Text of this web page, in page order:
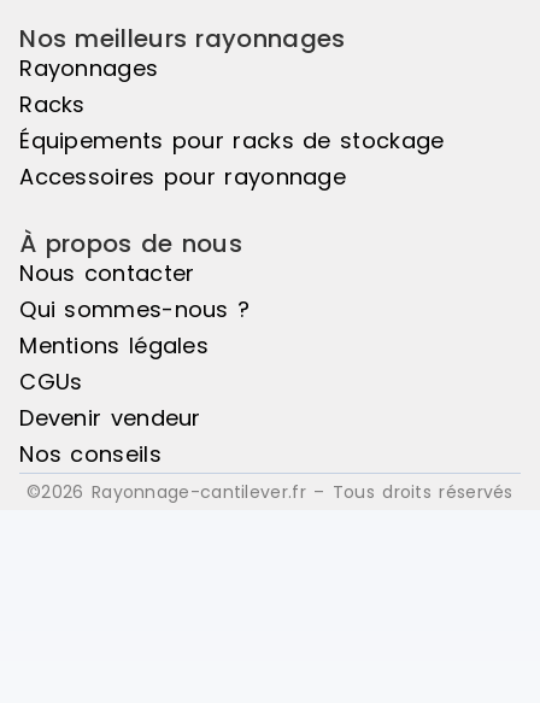
Nos meilleurs rayonnages
Rayonnages
Racks
Équipements pour racks de stockage
Accessoires pour rayonnage
À propos de nous
Nous contacter
Qui sommes-nous ?
Mentions légales
CGUs
Devenir vendeur
Nos conseils
©2026 Rayonnage-cantilever.fr – Tous droits réservés